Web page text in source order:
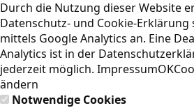
Durch die Nutzung dieser Website
Datenschutz- und Cookie-Erklärung
mittels Google Analytics an. Eine
Analytics ist in der
jederzeit möglich. ImpressumOK
ändern
Notwendige Cookies